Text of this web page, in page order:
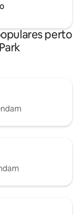
perto